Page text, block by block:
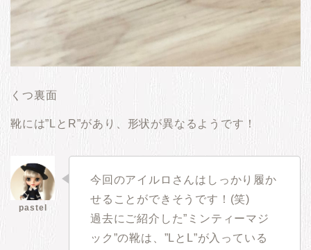
くつ裏面
靴には”LとR”があり、形状が異なるようです！
今回のアイルロさんはしっかり履か
せることができそうです！(笑)
過去にご紹介した”ミンティーマジ
ック”の靴は、”LとL”が入っている